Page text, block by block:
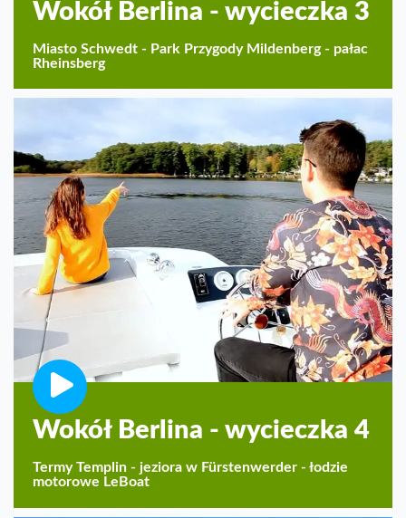
Wokół Berlina - wycieczka 3
Miasto Schwedt - Park Przygody Mildenberg - pałac
Rheinsberg
Wokół Berlina - wycieczka 4
Termy Templin - jeziora w Fürstenwerder - łodzie
motorowe LeBoat